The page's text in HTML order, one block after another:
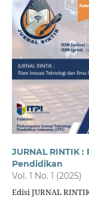
JURNAL RINTIK
Pendidikan
Vol. 1 No. 1 (2025)
Edisi JURNAL